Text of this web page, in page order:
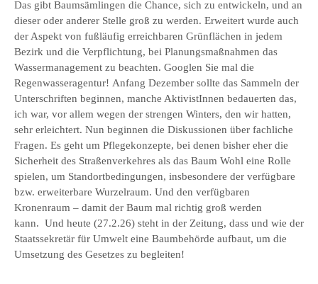
Das gibt Baumsämlingen die Chance, sich zu entwickeln, und an
dieser oder anderer Stelle groß zu werden. Erweitert wurde auch
der Aspekt von fußläufig erreichbaren Grünflächen in jedem
Bezirk und die Verpflichtung, bei Planungsmaßnahmen das
Wassermanagement zu beachten. Googlen Sie mal die
Regenwasseragentur! Anfang Dezember sollte das Sammeln der
Unterschriften beginnen, manche AktivistInnen bedauerten das,
ich war, vor allem wegen der strengen Winters, den wir hatten,
sehr erleichtert. Nun beginnen die Diskussionen über fachliche
Fragen. Es geht um Pflegekonzepte, bei denen bisher eher die
Sicherheit des Straßenverkehres als das Baum Wohl eine Rolle
spielen, um Standortbedingungen, insbesondere der verfügbare
bzw. erweiterbare Wurzelraum. Und den verfügbaren
Kronenraum – damit der Baum mal richtig groß werden
kann. Und heute (27.2.26) steht in der Zeitung, dass und wie der
Staatssekretär für Umwelt eine Baumbehörde aufbaut, um die
Umsetzung des Gesetzes zu begleiten!